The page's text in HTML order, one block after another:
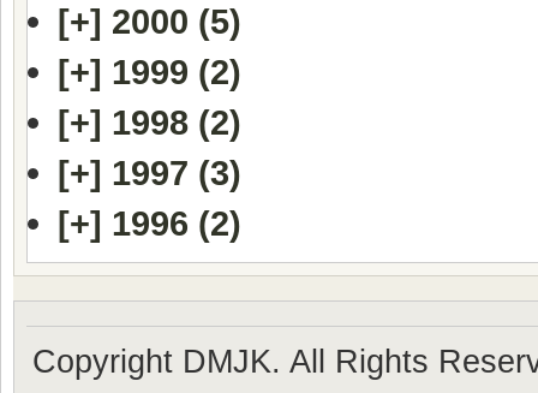
[+] 2000 (5)
[+] 1999 (2)
[+] 1998 (2)
[+] 1997 (3)
[+] 1996 (2)
Copyright DMJK. All Rights